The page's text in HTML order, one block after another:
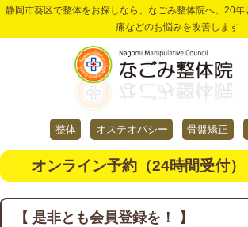
静岡市葵区で整体をお探しなら、なごみ整体院へ。20
痛などのお悩みを改善します
整体 オステオパシー 骨盤矯正
オンライン予約（24時間受付）
【 是非とも会員登録を！ 】